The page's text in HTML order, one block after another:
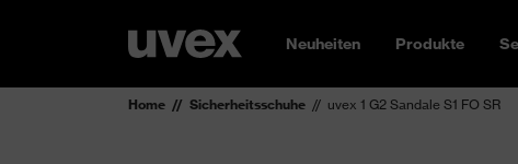
Neuheiten Produkte
Home Sicherheitsschuhe uvex 1 G2 Sandale S1 FO SR